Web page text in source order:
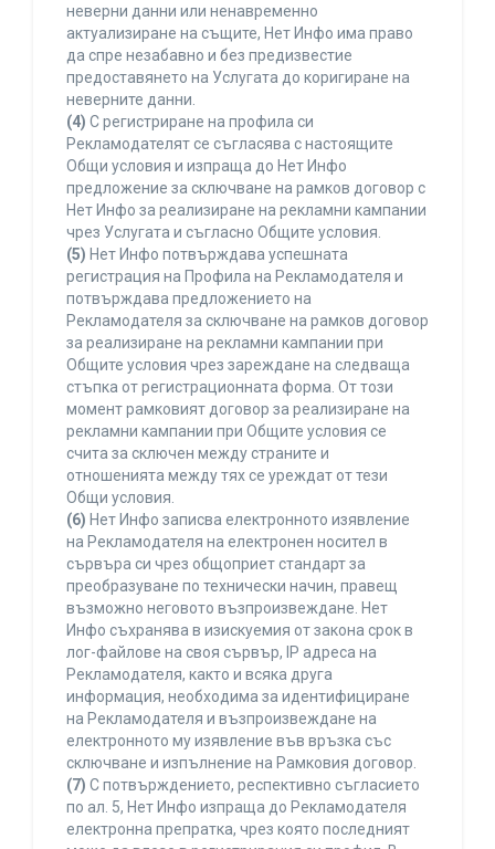
неверни данни или ненавременно
актуализиране на същите, Нет Инфо има право
да спре незабавно и без предизвестие
предоставянето на Услугата до коригиране на
неверните данни.
(4) С регистриране на профила си
Рекламодателят се съгласява с настоящите
Общи условия и изпраща до Нет Инфо
предложение за сключване на рамков договор с
Нет Инфо за реализиране на рекламни кампании
чрез Услугата и съгласно Общите условия.
(5) Нет Инфо потвърждава успешната
регистрация на Профила на Рекламодателя и
потвърждава предложението на
Рекламодателя за сключване на рамков договор
за реализиране на рекламни кампании при
Общите условия чрез зареждане на следваща
стъпка от регистрационната форма. От този
момент рамковият договор за реализиране на
рекламни кампании при Общите условия се
счита за сключен между страните и
отношенията между тях се уреждат от тези
Общи условия.
(6) Нет Инфо записва електронното изявление
на Рекламодателя на електронен носител в
сървъра си чрез общоприет стандарт за
преобразуване по технически начин, правещ
възможно неговото възпроизвеждане. Нет
Инфо съхранява в изискуемия от закона срок в
лог-файлове на своя сървър, IP адреса на
Рекламодателя, както и всяка друга
информация, необходима за идентифициране
на Рекламодателя и възпроизвеждане на
електронното му изявление във връзка със
сключване и изпълнение на Рамковия договор.
(7) С потвърждението, респективно съгласието
по ал. 5, Нет Инфо изпраща до Рекламодателя
електронна препратка, чрез която последният